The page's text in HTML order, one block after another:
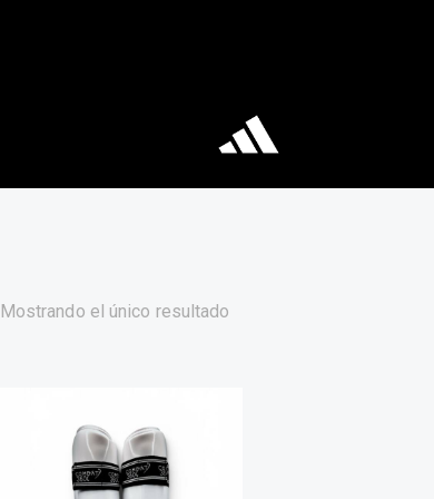
Mostrando el único resultado